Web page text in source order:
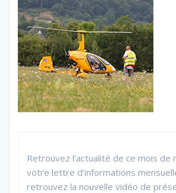
Retrouvez l’actualité de ce mois de
votre lettre d’informations
retrouvez la nouvelle vidéo de